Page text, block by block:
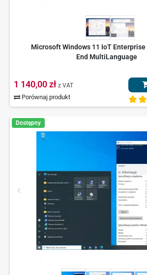
Microsoft Windows 11 IoT Enterprise
End MultiLanguage
1 140,00 zł z VAT
Porównaj produkt
Dostępny